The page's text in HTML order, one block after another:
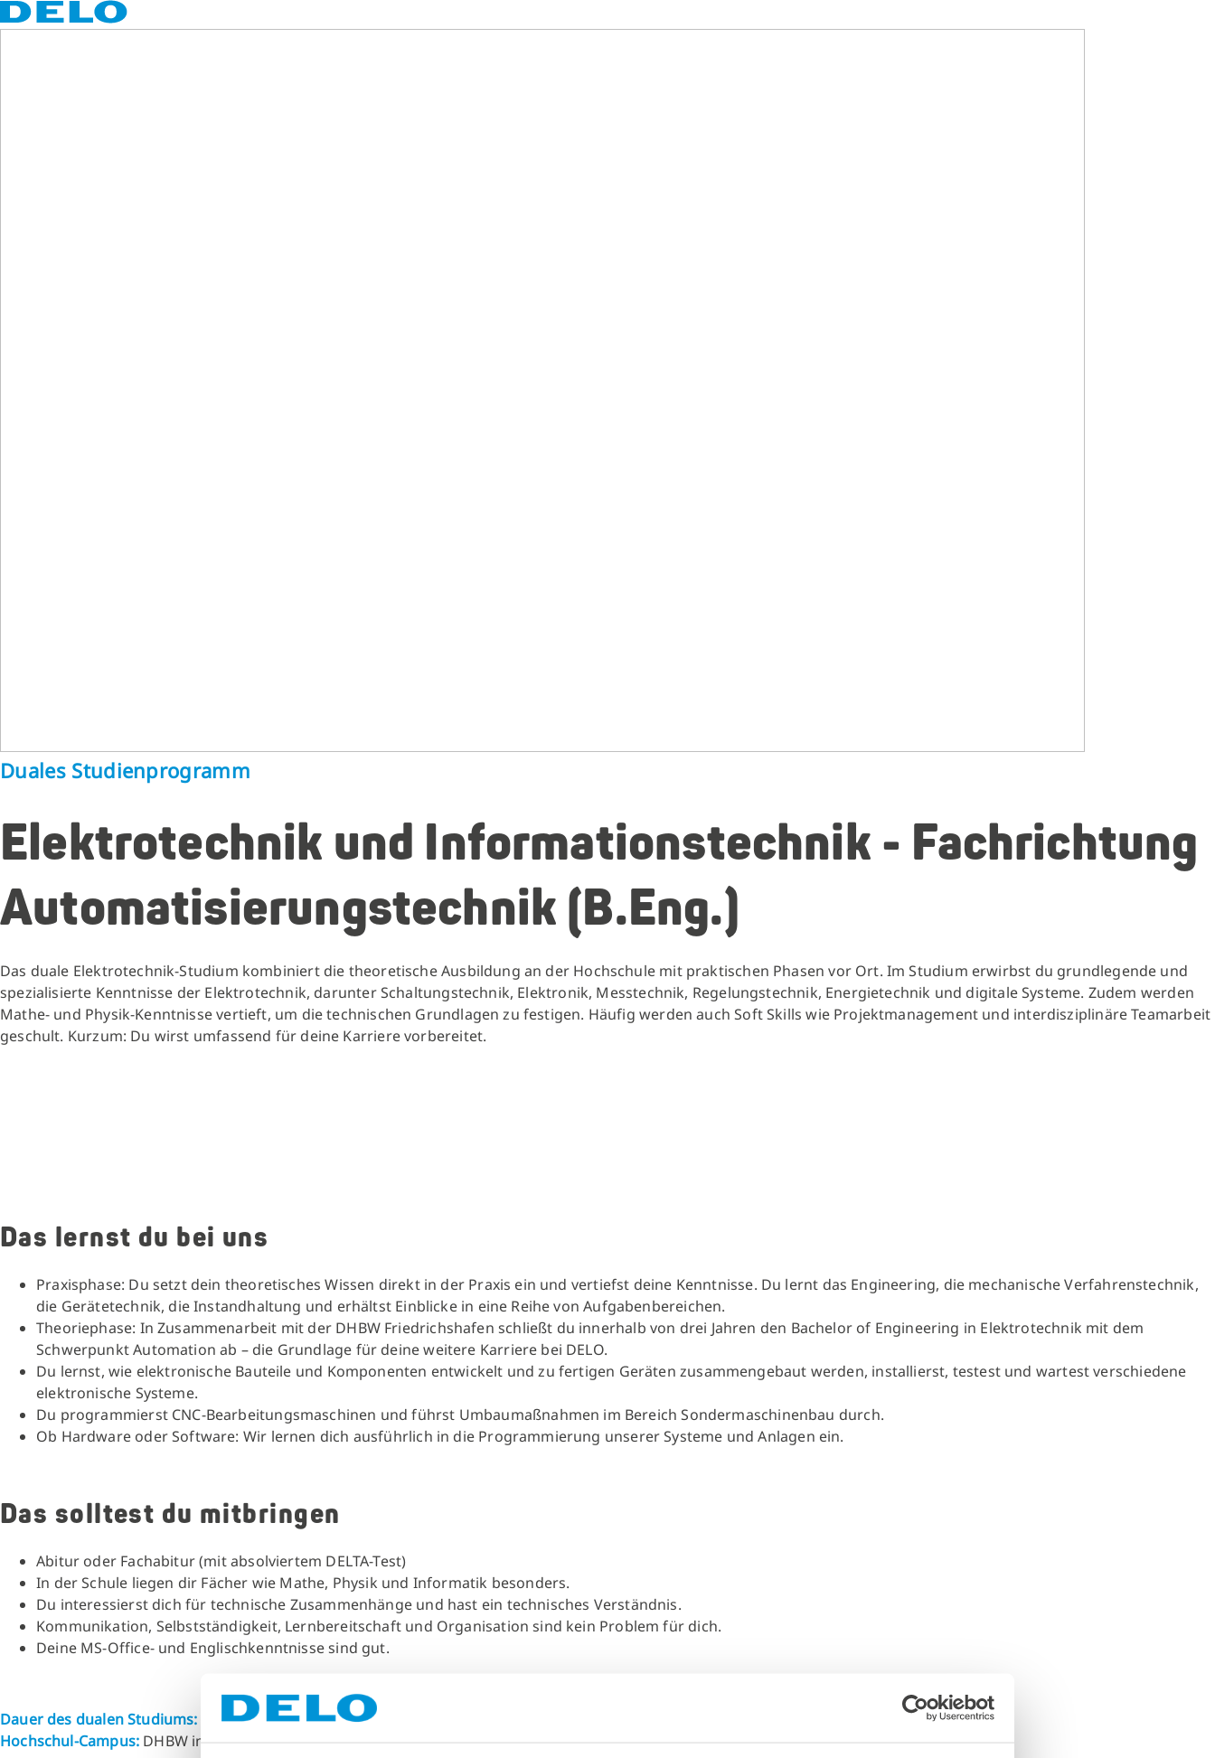
Duales Studienprogramm
Elektrotechnik und Informationstechnik - Fachrichtung
Automatisierungstechnik (B.Eng.)
Das duale Elektrotechnik-Studium kombiniert die theoretische Ausbildung an der Hochschule mit praktischen Phasen vor Ort. Im Studium erwirbst du grundlegende und
spezialisierte Kenntnisse der Elektrotechnik, darunter Schaltungstechnik, Elektronik, Messtechnik, Regelungstechnik, Energietechnik und digitale Systeme. Zudem werden
Mathe- und Physik-Kenntnisse vertieft, um die technischen Grundlagen zu festigen. Häufig werden auch Soft Skills wie Projektmanagement und interdisziplinäre Teamarbeit
geschult. Kurzum: Du wirst umfassend für deine Karriere vorbereitet.
Das lernst du bei uns
Praxisphase: Du setzt dein theoretisches Wissen direkt in der Praxis ein und vertiefst deine Kenntnisse. Du lernt das Engineering, die mechanische Verfahrenstechnik,
die Gerätetechnik, die Instandhaltung und erhältst Einblicke in eine Reihe von Aufgabenbereichen.
Theoriephase: In Zusammenarbeit mit der DHBW Friedrichshafen schließt du innerhalb von drei Jahren den Bachelor of Engineering in Elektrotechnik mit dem
Schwerpunkt Automation ab – die Grundlage für deine weitere Karriere bei DELO.
Du lernst, wie elektronische Bauteile und Komponenten entwickelt und zu fertigen Geräten zusammengebaut werden, installierst, testest und wartest verschiedene
elektronische Systeme.
Du programmierst CNC-Bearbeitungsmaschinen und führst Umbaumaßnahmen im Bereich Sondermaschinenbau durch.
Ob Hardware oder Software: Wir lernen dich ausführlich in die Programmierung unserer Systeme und Anlagen ein.
Das solltest du mitbringen
Abitur oder Fachabitur (mit absolviertem DELTA-Test)
In der Schule liegen dir Fächer wie Mathe, Physik und Informatik besonders.
Du interessierst dich für technische Zusammenhänge und hast ein technisches Verständnis.
Kommunikation, Selbstständigkeit, Lernbereitschaft und Organisation sind kein Problem für dich.
Deine MS-Office- und Englischkenntnisse sind gut.
Dauer des dualen Studiums: 3 Jahre
Hochschul-Campus: DHBW in Ravensburg